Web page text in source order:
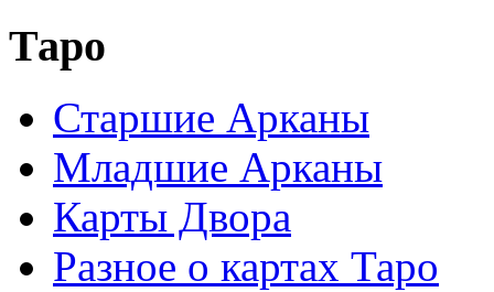
Таро
Старшие Арканы
Младшие Арканы
Карты Двора
Разное о картах Таро